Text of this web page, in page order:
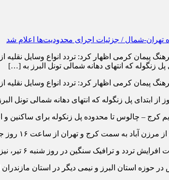
وسایل نقلیه از ساعت ١۴ روز جمعه ١٩ تیرماه جاری از آزادراه تهران – شمال به سمت
کرج – چالوس تا محدوده پل زنکوله برای ساکنین و
١۶ روز جمعه ١٩ تیر با اعلام ماموران پلیس راه در محل ، به صورت یک طرفه خواهد بود.
ترافیکی درهمین مسیر متصور است که درصورت اعمال ممنوعیت تردد، اطلاع رسانی خواهد شد.